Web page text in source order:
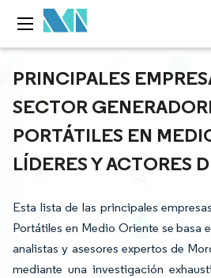
PRINCIPALES
SECTOR
PORTÁTILES EN
LÍDERES Y ACTORES
Esta lista de las principales
Portátiles en Medio Oriente se basa
analistas y asesores expertos de
mediante una investigación